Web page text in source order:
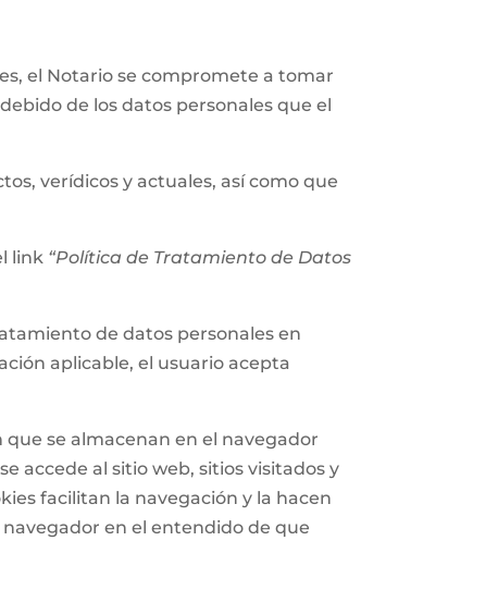
el Notario se compromete a tomar
de los datos personales que el
verídicos y actuales, así como que
link “Política de Tratamiento de Datos
de datos personales en
aplicable, el usuario acepta
se almacenan en el navegador
accede al sitio web, sitios visitados y
facilitan la navegación y la hacen
en el entendido de que